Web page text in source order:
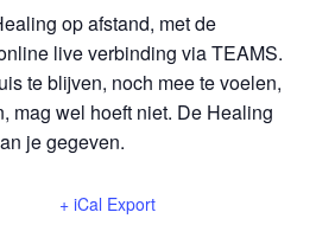
op afstand, met de
live verbinding via TEAMS.
te blijven, noch mee te voelen,
mag wel hoeft niet. De Healing
je gegeven.
+ iCal Export